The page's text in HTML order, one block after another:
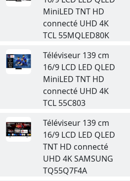
MiniLED TNT HD
connecté UHD 4K
TCL 55MQLED80K
Téléviseur 139 cm
16/9 LCD LED QLED
MiniLED TNT HD
connecté UHD 4K
TCL 55C803
Téléviseur 139 cm
16/9 LCD LED QLED
TNT HD connecté
UHD 4K SAMSUNG
TQ55Q7F4A